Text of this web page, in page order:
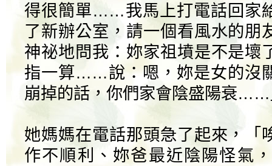
得很簡單……我馬上打電話回家
了新辦公室，請一個看風水的朋
神祕地問我：妳家祖墳是不是壞
指一算……說：嗯，妳是女的沒
崩掉的話，你們家會陰盛陽衰
她媽媽在電話那頭急了起來，「
作不順利、妳爸最近陰陽怪氣